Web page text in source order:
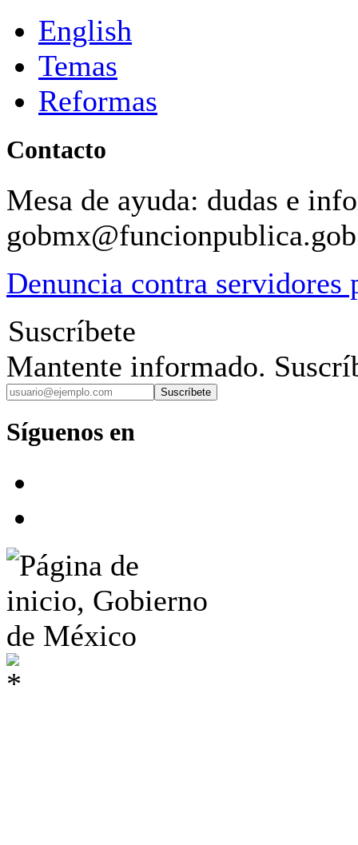
English
Temas
Reformas
Contacto
Mesa de ayuda: dudas e
Denuncia contra servidores
Suscríbete
Mantente informado.
Suscríbete
Síguenos en